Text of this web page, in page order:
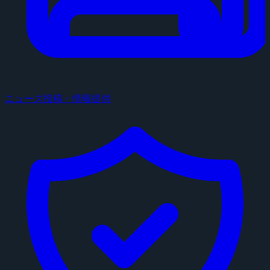
ニュース投稿・情報提供